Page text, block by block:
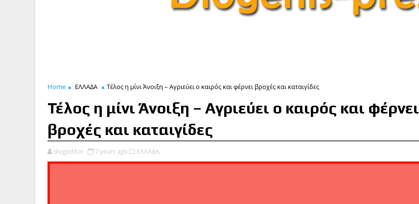
Home ΕΛΛΑΔΑ Τέλος η μίνι Άνοιξη – Αγριεύει ο καιρός και φέρνει βροχές και καταιγίδες
Τέλος η μίνι Άνοιξη – Αγριεύει ο καιρός και φέρνει
βροχές και καταιγίδες
diogeditor 7 years ago ΕΛΛΑΔΑ,